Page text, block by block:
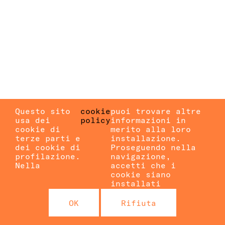
Questo sito
usa dei
cookie di
terze parti e
dei cookie di
profilazione.
Nella
cookie
policy
puoi trovare altre
informazioni in
merito alla loro
installazione.
Proseguendo nella
navigazione,
accetti che i
cookie siano
installati
OK Rifiuta